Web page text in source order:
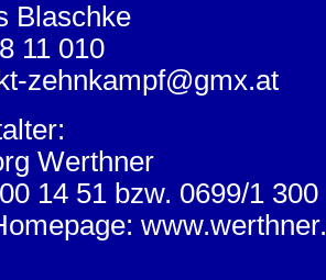
Blaschke
11 010
zehnkampf@gmx.at
Werthner
14 51 bzw. 0699/1